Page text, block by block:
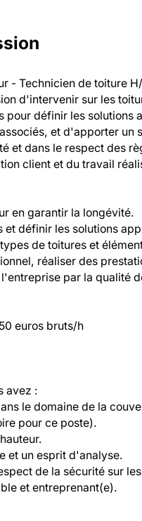
- Technicien de toiture
d'intervenir sur les
pour définir les solutions
et d'apporter un
et dans le respect des
client et du travail
en garantir la longévité.
définir les solutions
de toitures et
réaliser des
par la qualité
euros bruts/h
avez :
le domaine de la
pour ce poste).
et un esprit d'analyse.
de la sécurité sur
et entreprenant(e).